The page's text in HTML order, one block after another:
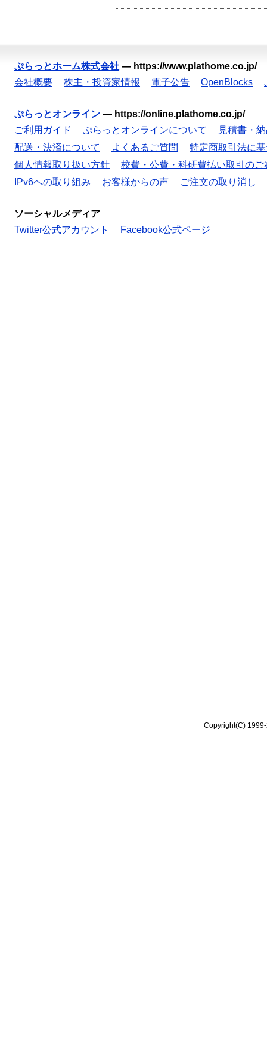
ぷらっとホーム株式会社 — https://www.plathome.co.jp/
会社概要
株主・投資家情報 電子公告 OpenBlocks
ぷらっとオンライン — https://online.plathome.co.jp/
ご利用ガイド
ぷらっとオンラインについて
見積書・
配送・決済について
よくあるご質問
特定商取引法に
個人情報取り扱い方針
校費・公費・科研費払い取引のご
IPv6への取り組み
お客様からの声 ご注文の取り消し
ソーシャルメディア
Twitter公式アカウント
Facebook公式ページ
Copyright(C)